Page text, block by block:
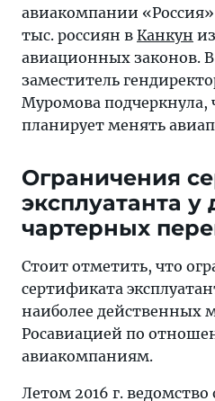
авиакомпании «Россия»
тыс. россиян в Канкун
авиационных законов. В
заместитель
Муромова подчеркнула,
планирует менять
Ограничения
эксплуатанта у
чартерных
Стоит отметить, что
сертификата
наиболее действенных
Росавиацией по
авиакомпаниям.
Летом 2016 г. ведомство